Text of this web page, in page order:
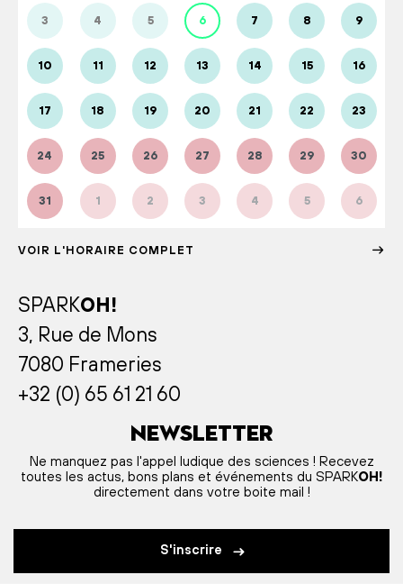
3 4 5 6 7 8 9
10 11 12 13 14 15 16
17 18 19 20 21 22 23
24 25 26 27 28 29 30
31 1 2 3 4 5 6
VOIR L'HORAIRE COMPLET
SPARKOH!
3, Rue de Mons
7080 Frameries
+32 (0) 65 61 21 60
Newsletter
Ne manquez pas l'appel ludique des sciences ! Recevez
toutes les actus, bons plans et événements du SPARKOH!
directement dans votre boite mail !
S'inscrire